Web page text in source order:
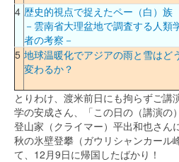
4 歴史的視点で捉えたペー（白）族
－雲南省大理盆地で調査する人類
者の考察－
5 地球温暖化でアジアの雨と雪はど
変わるか？
とりわけ、渡米前日にも拘らずご講
学の安成さん、「この日の（講演の
登山家（クライマー）平出和也さん
秋の氷壁登攀（ガウリシャンカール
て、12月9日に帰国したばかり！